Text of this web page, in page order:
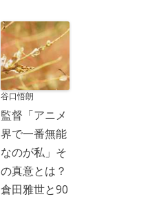
谷口悟朗
監督「アニメ
界で一番無能
なのが私」そ
の真意とは？
倉田雅世と90